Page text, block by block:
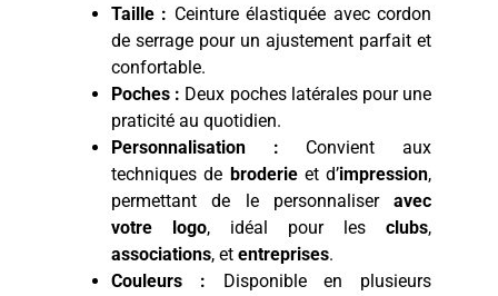
Taille : Ceinture élastiquée avec cordon
de serrage pour un ajustement parfait et
confortable.
Poches : Deux poches latérales pour une
praticité au quotidien.
Personnalisation : Convient aux
techniques de broderieet d’impression,
permettant de le personnaliser avec
votre logo, idéal pour les clubs,
associations, et entreprises.
Couleurs : Disponible en plusieurs